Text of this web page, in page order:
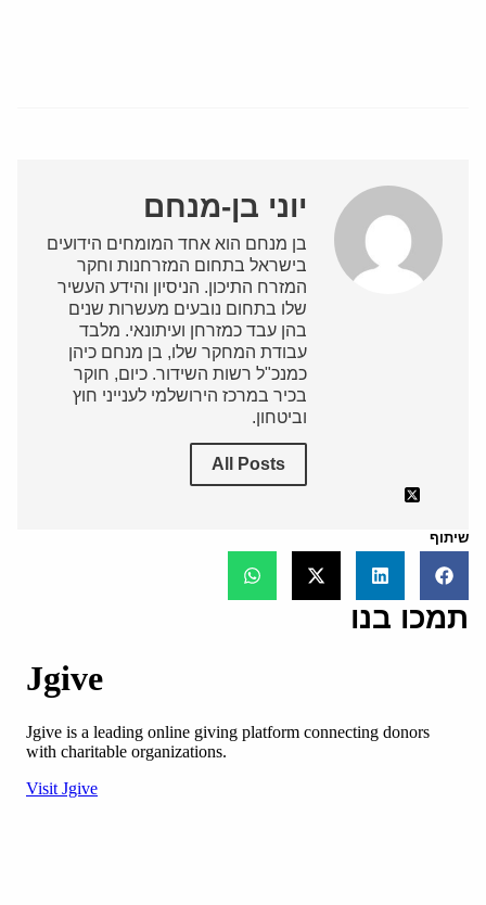
יוני בן-מנחם
בן מנחם הוא אחד המומחים הידועים
בישראל בתחום המזרחנות וחקר
המזרח התיכון. הניסיון והידע העשיר
שלו בתחום נובעים מעשרות שנים
בהן עבד כמזרחן ועיתונאי. מלבד
עבודת המחקר שלו, בן מנחם כיהן
כמנכ"ל רשות השידור. כיום, חוקר
בכיר במרכז הירושלמי לענייני חוץ
וביטחון.
All Posts
שיתוף
תמכו בנו